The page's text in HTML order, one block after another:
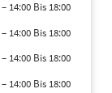
– 14:00 Bis 18:00
– 14:00 Bis 18:00
– 14:00 Bis 18:00
– 14:00 Bis 18:00